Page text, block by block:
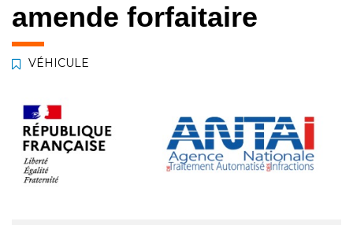
amende forfaitaire
VÉHICULE